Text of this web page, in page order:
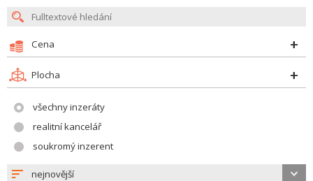
Cena
Plocha
všechny inzeráty
realitní kancelář
soukromý inzerent
nejnovější